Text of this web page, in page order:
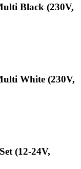
Black (230V,
White (230V,
(12-24V,